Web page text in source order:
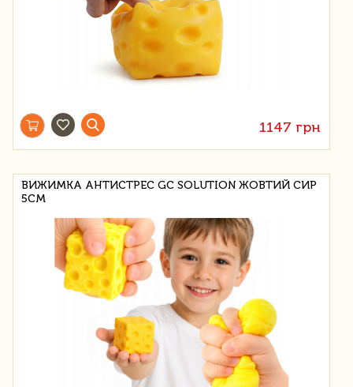
1147 грн
ВИЖИМКА АНТИСТРЕС GC SOLUTION ЖОВТИЙ СИР
5СМ